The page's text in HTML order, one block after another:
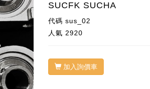
SUCFK SUCHA
代碼sus_02
人氣 2920
加入詢價車